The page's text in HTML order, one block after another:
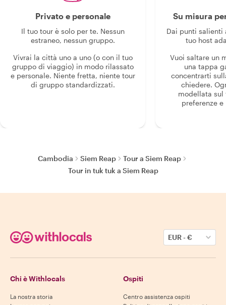
Privato e personale
Il tuo tour è solo per te. Nessun
estraneo, nessun gruppo.
Vivrai la città uno a uno (o con il tuo
gruppo di viaggio) in modo rilassato
e personale. Niente fretta, niente tour
di gruppo standardizzati.
Su misura
Dai punti salienti
tuo host
Vuoi saltare un
una tappa
concentrarti
chiedere.
modellata sul
preferenze
Cambodia Siem Reap
Tour a Siem Reap
Tour in tuk tuk a Siem Reap
EUR-€
Chi è Withlocals
La nostra storia
Ospiti
Centro assistenza ospiti